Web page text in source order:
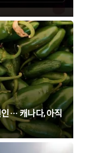
인… 캐나다, 아직